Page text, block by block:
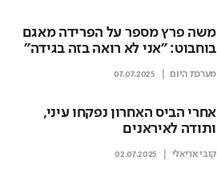
משה פרץ מספר על הפרידה מאגם
בוחבוט: "אני לא רואה בזה בגידה"
מערכת היום 07.07.2025
אחרי הביס האחרון נפקחו עיני,
ותודה לאיראנים
קובי אריאלי 02.07.2025